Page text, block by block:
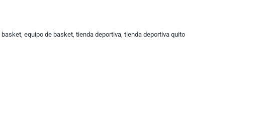
basket, equipo de basket, tienda deportiva, tienda deportiva quito